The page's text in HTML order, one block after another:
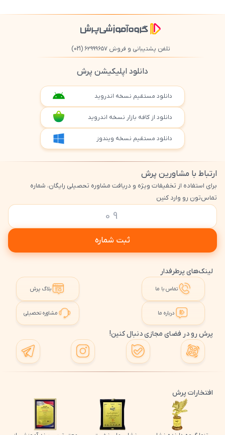
تلفن پشتیبانی و فروش ۶۲۹۹۹۶۵۷ (021)
دانلود اپلیکیشن پرش
دانلود مستقیم نسخه اندروید
دانلود از کافه بازار نسخه اندروید
دانلود مستقیم نسخه ویندوز
ارتباط با مشاورین پرش
برای استفاده از تخفیفات ویژه و دریافت مشاوره تحصیلی رایگان، شماره
تماس‌تون رو وارد کنین
ثبت شماره
لینک‌های پرطرفدار
تماس با ما بلاگ پرش
درباره ما مشاوره تحصیلی
پرش رو در فضای مجازی دنبال کنین!
افتخارات پرش